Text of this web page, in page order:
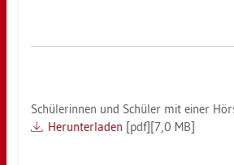
Schü­le­rin­nen und Schü­ler mit einer
Her­un­ter­la­den [pdf][7,0 MB]